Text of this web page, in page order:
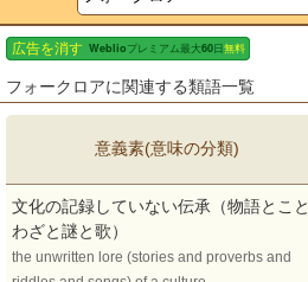
フォークロアに関連する類語一覧
意義素(意味の分類)
文化の記録していない伝承（物語とこと
わざと謎と歌）
the unwritten lore (stories and proverbs and